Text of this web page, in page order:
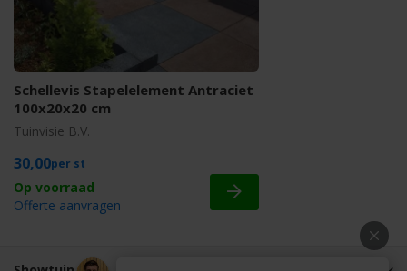
Schellevis Stapelelement Antraciet
100x20x20 cm
Tuinvisie B.V.
30,00 st
Offerte aanvragen